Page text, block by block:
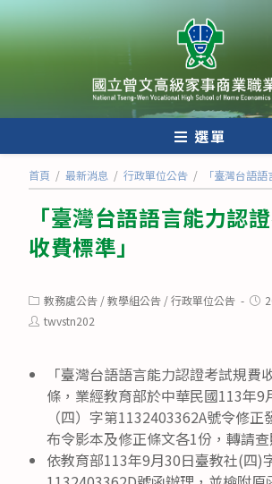
跳
轉
至
內
選單
首頁 / 最新消息 / 行政單位公告 / 「臺灣台語
「臺灣台語語言能力認
收費標準」
Post
category:
教務處公告 /教學組公告 /行政單位公告
Post
Posttwvstn202
「臺灣台語語言能力認證考試規費
條，業經教育部於中華民國113年9
（四）字第1132403362A號令修
布令影本及修正條文各1份，轉請查
依教育部113年9月30日臺教社(四)